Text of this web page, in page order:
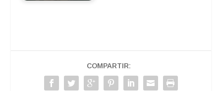
COMPARTIR: